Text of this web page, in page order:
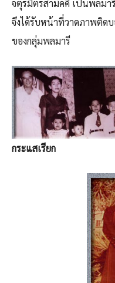
จตุรมิตรสามัคคี เป็นพลมา
จึงได้รับหน้าที่วาดภาพติด
ของกลุ่มพลมารี
กระแสเรียก